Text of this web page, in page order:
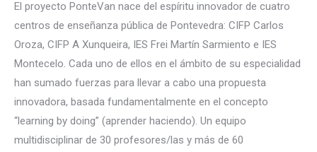
El proyecto PonteVan nace del espíritu innovador de cuatro
centros de enseñanza pública de Pontevedra: CIFP Carlos
Oroza, CIFP A Xunqueira, IES Frei Martín Sarmiento e IES
Montecelo. Cada uno de ellos en el ámbito de su especialidad
han sumado fuerzas para llevar a cabo una propuesta
innovadora, basada fundamentalmente en el concepto
“learning by doing” (aprender haciendo). Un equipo
multidisciplinar de 30 profesores/las y más de 60